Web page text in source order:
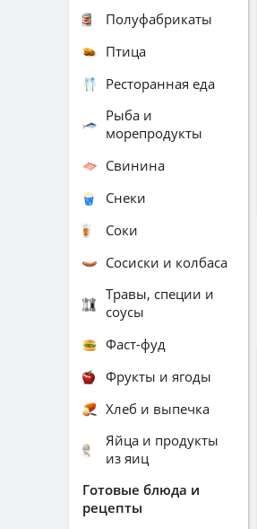
Полуфабрикаты
Птица
Ресторанная еда
Рыба и
морепродукты
Свинина
Снеки
Соки
Сосиски и колбаса
Травы, специи и
соусы
Фаст-фуд
Фрукты и ягоды
Хлеб и выпечка
Яйца и продукты
из яиц
Готовые блюда и
рецепты